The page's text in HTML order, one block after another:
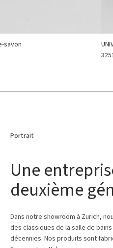
savon
Portrait
Une
deuxième
Dans notre showroom à Zurich,
des classiques de la salle de
décennies. Nos produits sont